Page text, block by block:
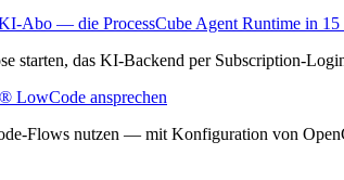
Abo — die ProcessCube Agent Runtime in 15
starten, das KI-Backend per Subscription-
LowCode ansprechen
Flows nutzen — mit Konfiguration von